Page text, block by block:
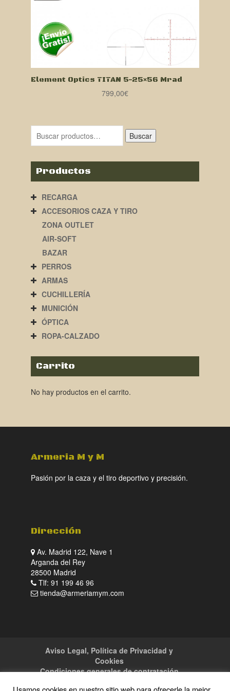
Element Optics TITAN 5-25×56 Mrad
799,00€
Buscar
Productos
RECARGA
ACCESORIOS CAZA Y TIRO
ZONA OUTLET
AIR-SOFT
BAZAR
PERROS
ARMAS
CUCHILLERÍA
MUNICIÓN
ÓPTICA
ROPA-CALZADO
Carrito
No hay productos en el carrito.
Armeria M y M
Pasión por la caza y el tiro deportivo y precisión.
Dirección
Av. Madrid 122, Nave 1
Arganda del Rey
28500 Madrid
Tlf: 91 199 46 96
tienda@armeriamym.com
Aviso Legal, Política de Privacidad y
Cookies
Condiciones generales de contratación